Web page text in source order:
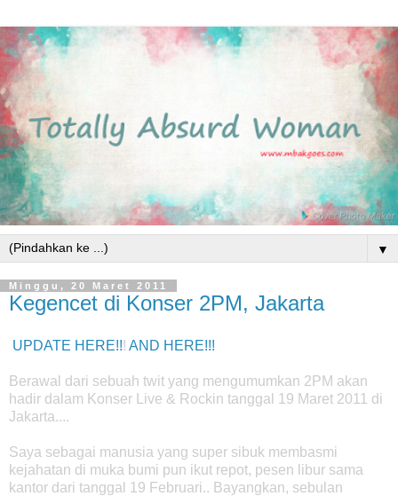
▼
Minggu, 20 Maret 2011
Kegencet di Konser 2PM, Jakarta
UPDATE HERE!!! AND HERE!!!
Berawal dari sebuah twit yang mengumumkan 2PM akan
hadir dalam Konser Live & Rockin tanggal 19 Maret 2011 di
Jakarta....
Saya sebagai manusia yang super sibuk membasmi
kejahatan di muka bumi pun ikut repot, pesen libur sama
kantor dari tanggal 19 Februari.. Bayangkan, sebulan